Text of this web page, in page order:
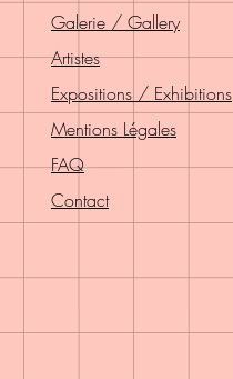
Galerie / Gallery
Artistes
Expositions / Exhibitions
Mentions Légales
FAQ
Contact